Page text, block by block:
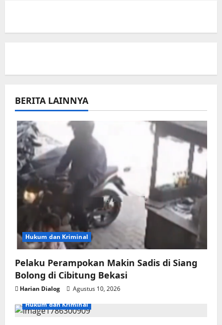
BERITA LAINNYA
Hukum dan Kriminal
Pelaku Perampokan Makin Sadis di Siang
Bolong di Cibitung Bekasi
Harian Dialog
Agustus 10, 2026
Hukum dan Kriminal